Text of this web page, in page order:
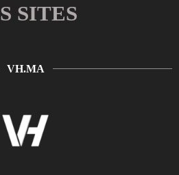
SITES
VH.MA